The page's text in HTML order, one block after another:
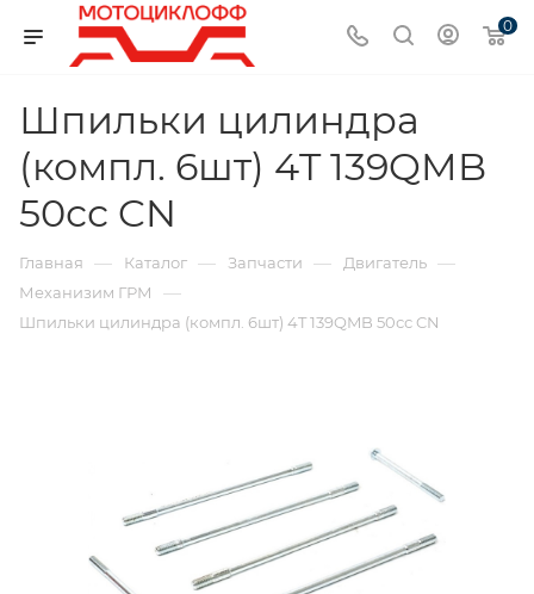
0
Шпильки цилиндра
(компл. 6шт) 4T 139QMB
50сс CN
Главная — Каталог — Запчасти — Двигатель —
Механизим ГРМ —
Шпильки цилиндра (компл. 6шт) 4T 139QMB 50сс CN